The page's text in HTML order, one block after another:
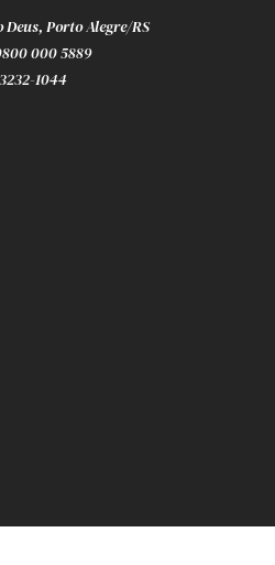
Porto Alegre/RS
000 5889
1044